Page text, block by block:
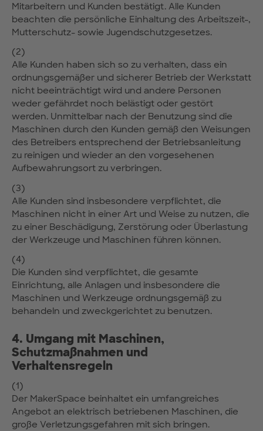
Mitarbeitern und Kunden bestätigt. Alle Kunden
beachten die persönliche Einhaltung des Arbeitszeit-,
Mutterschutz- sowie Jugendschutzgesetzes.
(2)
Alle Kunden haben sich so zu verhalten, dass ein
ordnungsgemäßer und sicherer Betrieb der Werkstatt
nicht beeinträchtigt wird und andere Personen
weder gefährdet noch belästigt oder gestört
werden. Unmittelbar nach der Benutzung sind die
Maschinen durch den Kunden gemäß den Weisungen
des Betreibers entsprechend der Betriebsanleitung
zu reinigen und wieder an den vorgesehenen
Aufbewahrungsort zu verbringen.
(3)
Alle Kunden sind insbesondere verpflichtet, die
Maschinen nicht in einer Art und Weise zu nutzen, die
zu einer Beschädigung, Zerstörung oder Überlastung
der Werkzeuge und Maschinen führen können.
(4)
Die Kunden sind verpflichtet, die gesamte
Einrichtung, alle Anlagen und insbesondere die
Maschinen und Werkzeuge ordnungsgemäß zu
behandeln und zweckgerichtet zu benutzen.
4. Umgang mit Maschinen,
Schutzmaßnahmen und
Verhaltensregeln
(1)
Der MakerSpace beinhaltet ein umfangreiches
Angebot an elektrisch betriebenen Maschinen, die
große Verletzungsgefahren mit sich bringen.